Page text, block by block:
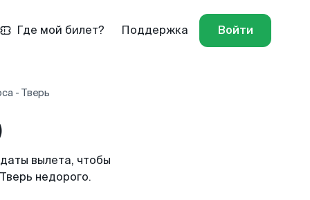
Где мой билет? Поддержка Войти
- Тверь
вылета, чтобы
недорого.